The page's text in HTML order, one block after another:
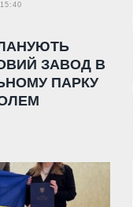
ЗАВОД В
ПАРКУ